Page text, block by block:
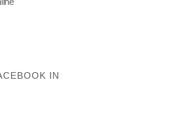
IN